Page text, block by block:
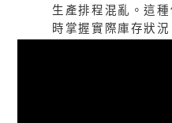
生產排程混亂。這
時掌握實際庫存狀